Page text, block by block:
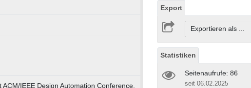
IEEE Design Automation Conference.
Export
Exportieren als ...
Statistiken
Seitenaufrufe: 86
seit 06.02.2025